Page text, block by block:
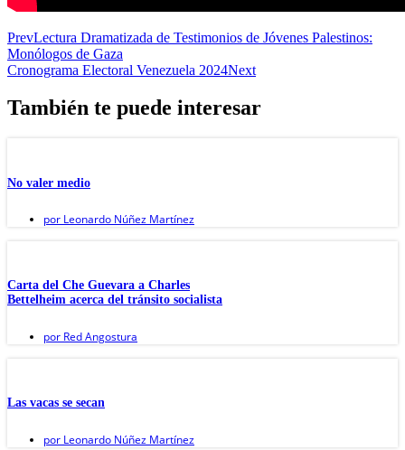
PrevLectura Dramatizada de Testimonios de Jóvenes Palestinos:
Monólogos de Gaza
Cronograma Electoral Venezuela 2024Next
También te puede interesar
No valer medio
por Leonardo Núñez Martínez
Carta del Che Guevara a Charles
Bettelheim acerca del tránsito socialista
por Red Angostura
Las vacas se secan
por Leonardo Núñez Martínez